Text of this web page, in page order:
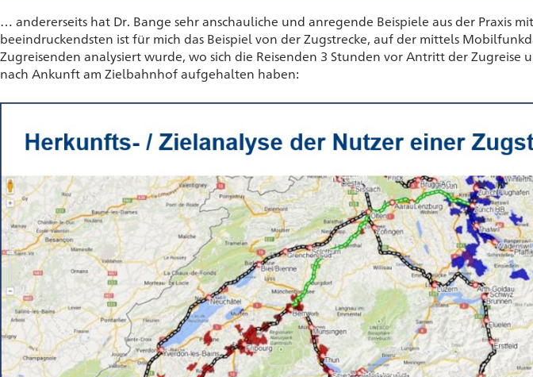
… andererseits hat Dr. Bange sehr anschauliche und anregende Beispiele aus der Praxis
beeindruckendsten ist für mich das Beispiel von der Zugstrecke, auf der mittels
Zugreisenden analysiert wurde, wo sich die Reisenden 3 Stunden vor Antritt der Zugreise
nach Ankunft am Zielbahnhof aufgehalten haben: